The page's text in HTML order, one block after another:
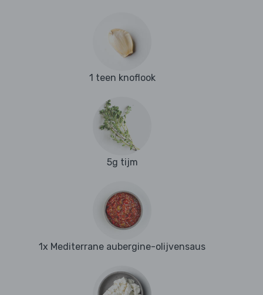
1 teen knoflook
5g tijm
1x Mediterrane aubergine-olijvensaus